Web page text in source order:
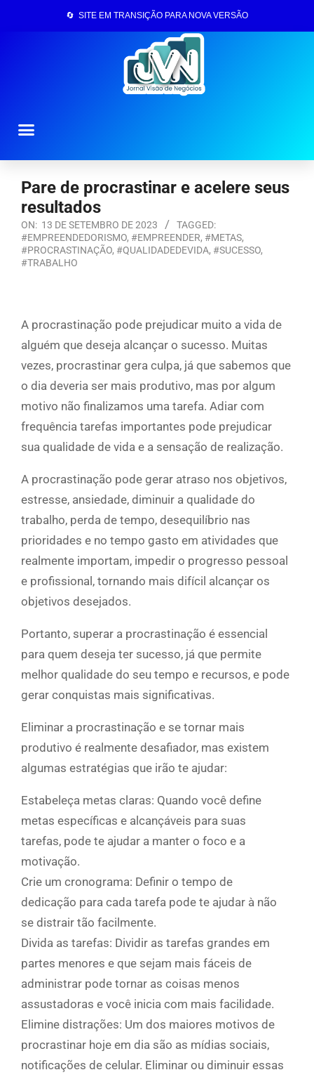
🔄 SITE EM TRANSIÇÃO PARA NOVA VERSÃO
Pare de procrastinar e acelere seus
resultados
ON: 13 DE SETEMBRO DE 2023
TAGGED:
#EMPREENDEDORISMO, #EMPREENDER, #METAS,
#PROCRASTINAÇÃO, #QUALIDADEDEVIDA, #SUCESSO,
#TRABALHO
A procrastinação pode prejudicar muito a vida de
alguém que deseja alcançar o sucesso. Muitas
vezes, procrastinar gera culpa, já que sabemos que
o dia deveria ser mais produtivo, mas por algum
motivo não finalizamos uma tarefa. Adiar com
frequência tarefas importantes pode prejudicar
sua qualidade de vida e a sensação de realização.
A procrastinação pode gerar atraso nos objetivos,
estresse, ansiedade, diminuir a qualidade do
trabalho, perda de tempo, desequilíbrio nas
prioridades e no tempo gasto em atividades que
realmente importam, impedir o progresso pessoal
e profissional, tornando mais difícil alcançar os
objetivos desejados.
Portanto, superar a procrastinação é essencial
para quem deseja ter sucesso, já que permite
melhor qualidade do seu tempo e recursos, e pode
gerar conquistas mais significativas.
Eliminar a procrastinação e se tornar mais
produtivo é realmente desafiador, mas existem
algumas estratégias que irão te ajudar:
Estabeleça metas claras: Quando você define
metas específicas e alcançáveis para suas
tarefas, pode te ajudar a manter o foco e a
motivação.
Crie um cronograma: Definir o tempo de
dedicação para cada tarefa pode te ajudar à não
se distrair tão facilmente.
Divida as tarefas: Dividir as tarefas grandes em
partes menores e que sejam mais fáceis de
administrar pode tornar as coisas menos
assustadoras e você inicia com mais facilidade.
Elimine distrações: Um dos maiores motivos de
procrastinar hoje em dia são as mídias sociais,
notificações de celular. Eliminar ou diminuir essas